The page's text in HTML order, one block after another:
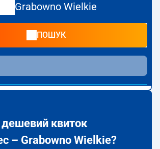
Grabowno Wielkie
ПОШУК
дешевий квиток
– Grabowno Wielkie?